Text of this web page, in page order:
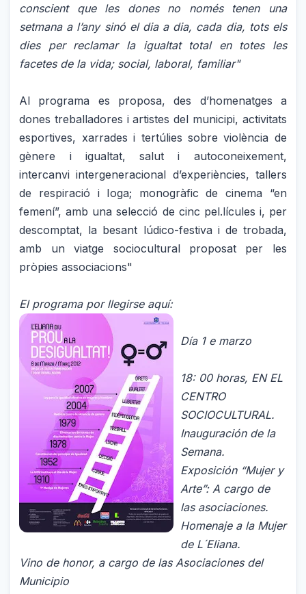
conscient que les dones no només tenen una
setmana a l’any sinó el dia a dia, cada dia, tots els
dies per reclamar la igualtat total en totes les
facetes de la vida; social, laboral, familiar"
Al programa es proposa, des d’homenatges a
dones treballadores i artistes del municipi, activitats
esportives, xarrades i tertúlies sobre violència de
gènere i igualtat, salut i autoconeixement,
intercanvi intergeneracional d’experiències, tallers
de respiració i Ioga; monogràfic de cinema “en
femení”, amb una selecció de cinc pel.lícules i, per
descomptat, la besant lúdico-festiva i de trobada,
amb un viatge sociocultural proposat per les
pròpies associacions"
El programa por llegirseaquí:
Día 1 e marzo
18: 00 horas, EN EL
CENTRO
SOCIOCULTURAL.
Inauguración de la
Semana.
Exposición “Mujer y
Arte”: A cargo de
las asociaciones.
Homenaje a la Mujer
de L´Eliana.
Vino de honor, a cargo de las Asociaciones del
Municipio